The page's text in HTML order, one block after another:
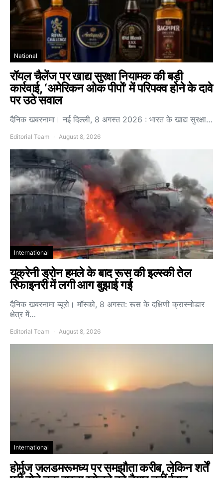
National
रॉयल चैलेंज पर खाद्य सुरक्षा नियामक की बड़ी
कार्रवाई, ‘अमेरिकन ओक पीपों’ में परिपक्व होने के दावे
पर उठे सवाल
दैनिक खबरनामा। नई दिल्ली, 8 अगस्त 2026 : भारत के खाद्य सुरक्षा…
Editorial Team August 8, 2026
International
यूक्रेनी ड्रोन हमले के बाद रूस की इल्स्की तेल
रिफाइनरी में लगी आग बुझाई गई
दैनिक खबरनामा ब्यूरो। मॉस्को, 8 अगस्त: रूस के दक्षिणी क्रास्नोडार
क्षेत्र में…
Editorial Team August 8, 2026
International
होर्मुज जलडमरूमध्य पर समझौता करीब, लेकिन शर्तें